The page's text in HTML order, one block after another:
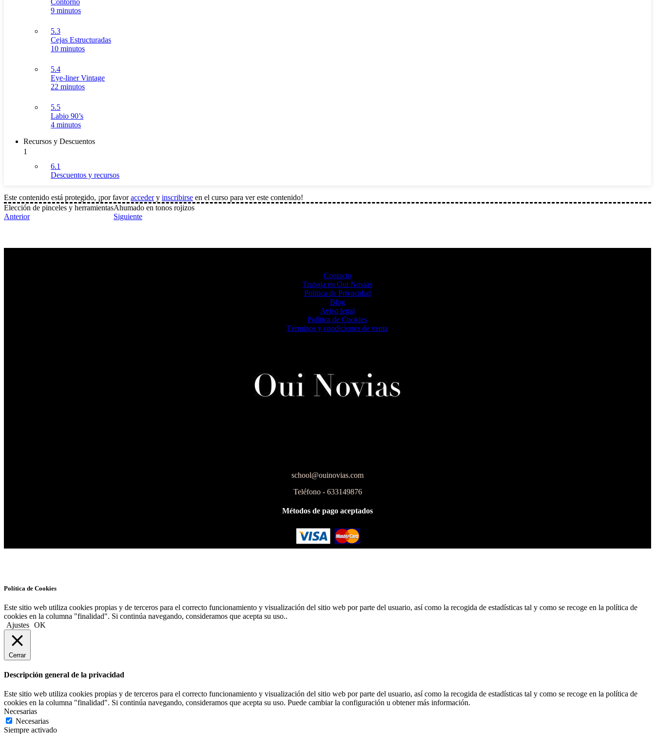
9 minutos
5.3
Cejas Estructuradas
10 minutos
5.4
Eye-liner Vintage
22 minutos
5.5
Labio 90’s
4 minutos
Recursos y Descuentos
1
6.1
Descuentos y recursos
Este contenido está protegido, ¡por favoraccedery inscribirse en el curso para ver este contenido!
Elección de pinceles y herramientas
Anterior
Ahumado en tonos rojizos
Siguiente
Contacto
Trabaja en Oui Novias
Política de Privacidad
Blog
Aviso legal
Política de Cookies
Términos y condiciones de venta
school@ouinovias.com
Teléfono - 633149876
Métodos de pago aceptados
Política de Cookies
Este sitio web utiliza cookies propias y de terceros para el correcto funcionamiento y visualización del sitio web por parte del usuario, así como la recogida de estadísticas tal y como se recoge en la política de
cookies en la columna "finalidad". Si continúa navegando, consideramos que acepta su uso..
Ajustes OK
Cerrar
Descripción general de la privacidad
Este sitio web utiliza cookies propias y de terceros para el correcto funcionamiento y visualización del sitio web por parte del usuario, así como la recogida de estadísticas tal y como se recoge en la política de
cookies en la columna "finalidad". Si continúa navegando, consideramos que acepta su uso. Puede cambiar la configuración u obtener más información.
Necesarias
Necesarias
Siempre activado